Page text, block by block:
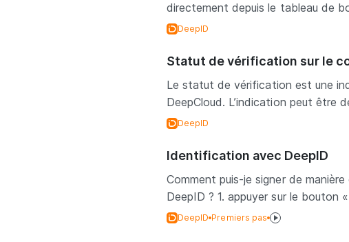
directement depuis le tableau de
DeepID
Statut de vérification sur le
Le statut de vérification est une
DeepCloud. L’indication peut être
DeepID
Identification avec DeepID
Comment puis-je signer de
DeepID ? 1. appuyer sur le bouton
DeepID Premiers pas